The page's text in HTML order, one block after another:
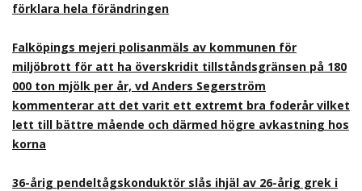
förklara hela förändringen
Falköpings mejeri polisanmäls av kommunen för
miljöbrott för att ha överskridit tillståndsgränsen på 180
000 ton mjölk per år, vd Anders Segerström
kommenterar att det varit ett extremt bra foderår vilket
lett till bättre mående och därmed högre avkastning hos
korna
36-årig pendeltågskonduktör slås ihjäl av 26-årig grek i